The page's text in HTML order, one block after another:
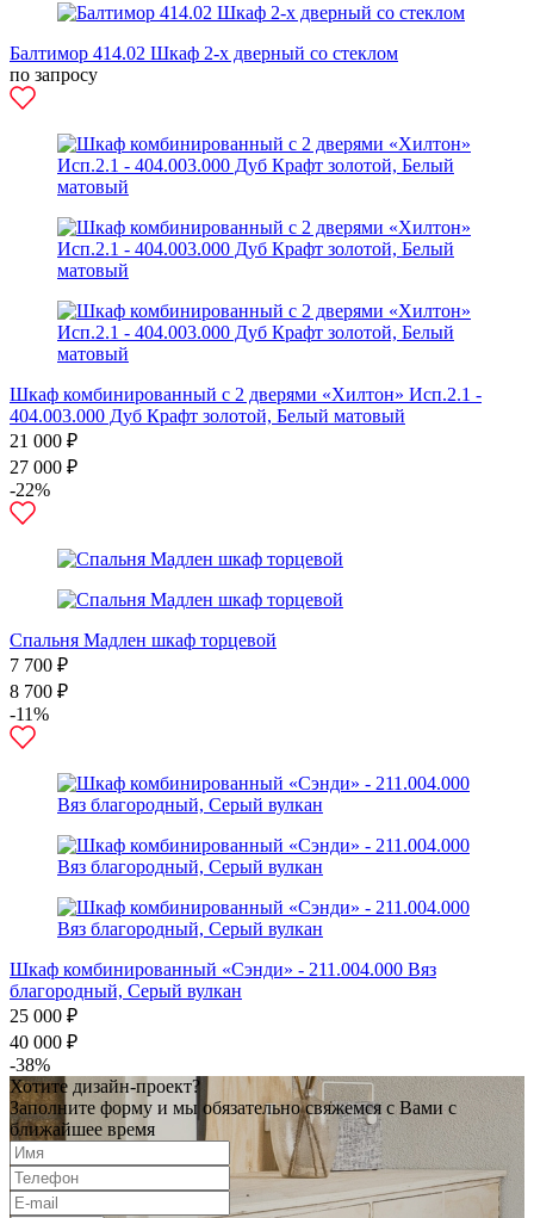
Балтимор 414.02 Шкаф 2-х дверный со стеклом
по запросу
Шкаф комбинированный с 2 дверями «Хилтон» Исп.2.1 -
404.003.000 Дуб Крафт золотой, Белый матовый
21 000 ₽
27 000 ₽
-22%
Спальня Мадлен шкаф торцевой
7 700 ₽
8 700 ₽
-11%
Шкаф комбинированный «Сэнди» - 211.004.000 Вяз
благородный, Серый вулкан
25 000 ₽
40 000 ₽
-38%
Хотите дизайн-проект?
Заполните форму и мы обязательно свяжемся с Вами с
ближайшее время